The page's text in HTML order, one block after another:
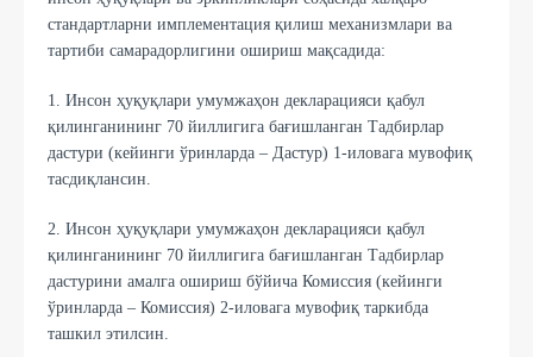
стандартларни имплементация қилиш механизмлари ва
тартиби самарадорлигини ошириш мақсадида:
1. Инсон ҳуқуқлари умумжаҳон декларацияси қабул
қилинганининг 70 йиллигига бағишланган Тадбирлар
дастури (кейинги ўринларда – Дастур) 1-иловага мувофиқ
тасдиқлансин.
2. Инсон ҳуқуқлари умумжаҳон декларацияси қабул
қилинганининг 70 йиллигига бағишланган Тадбирлар
дастурини амалга ошириш бўйича Комиссия (кейинги
ўринларда – Комиссия) 2-иловага мувофиқ таркибда
ташкил этилсин.